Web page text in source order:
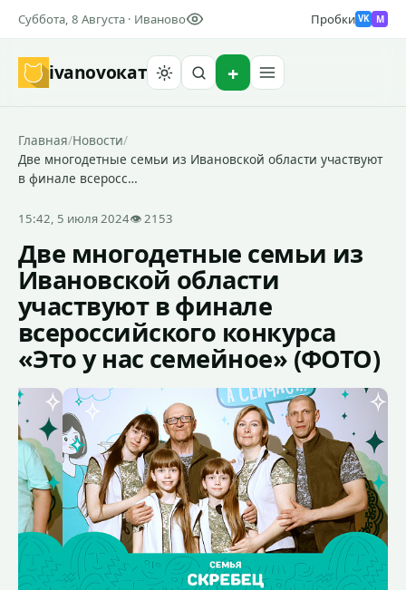
Суббота, 8 Августа · Иваново Пробки VK M
ivanovoкат
Главная/Новости/
Две многодетные семьи из Ивановской области участвуют
в финале всеросс…
15:42, 5 июля 2024👁 2153
Две многодетные семьи из
Ивановской области
участвуют в финале
всероссийского конкурса
«Это у нас семейное» (ФОТО)